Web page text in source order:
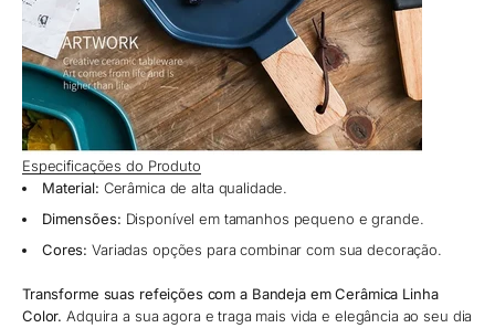
Especificações do Produto
Material: Cerâmica de alta qualidade.
Dimensões: Disponível em tamanhos pequeno e grande.
Cores: Variadas opções para combinar com sua decoração.
Transforme suas refeições com a Bandeja em Cerâmica Linha
Color. Adquira a sua agora e traga mais vida e elegância ao seu dia